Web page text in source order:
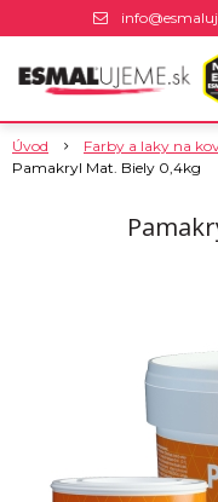
Úvod Farby a laky na
Pamakryl Mat. Biely 0,4kg